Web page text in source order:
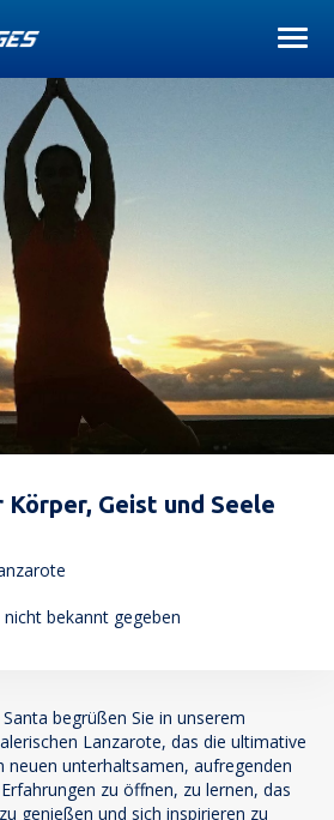
Geist und Seele
bekannt gegeben
begrüßen Sie in unserem
Lanzarote, das die ultimative
neuen unterhaltsamen, aufregenden
zu öffnen, zu lernen, das
genießen und sich inspirieren zu